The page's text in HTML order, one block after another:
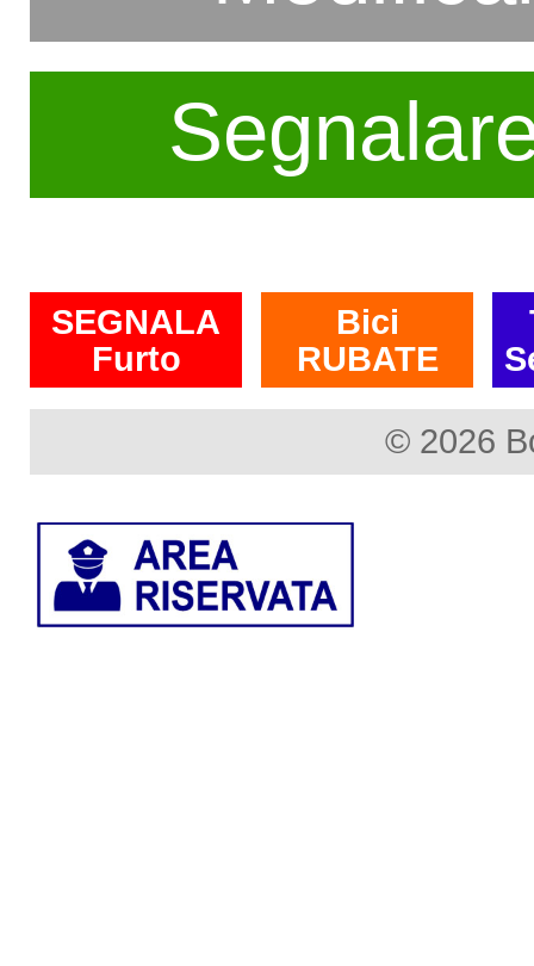
SEGNALA
Furto
Bici
RUBATE
© 2026